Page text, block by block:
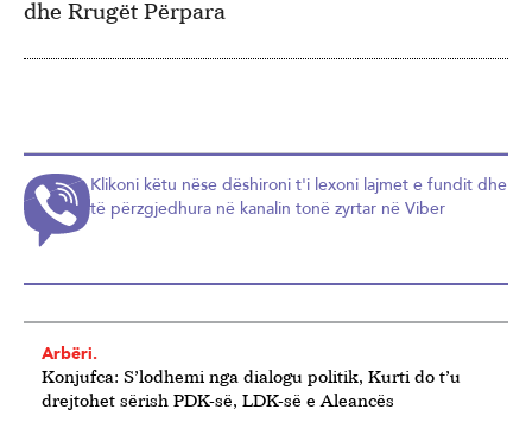
dhe Rrugët Përpara
Klikoni këtu nëse dëshironi t'i lexoni lajmet e fundit dhe
të përzgjedhura në kanalin tonë zyrtar në Viber
Arbëri.
Konjufca: S’lodhemi nga dialogu politik, Kurti do t’u
drejtohet sërish PDK-së, LDK-së e Aleancës